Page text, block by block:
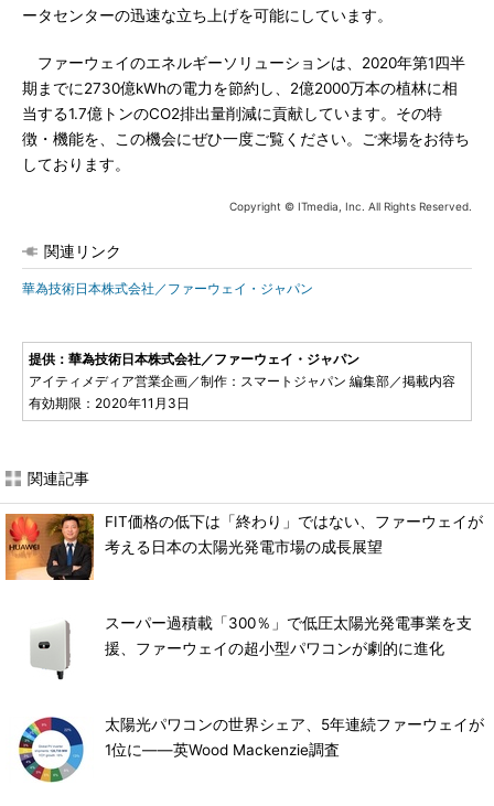
ータセンターの迅速な立ち上げを可能にしています。
ファーウェイのエネルギーソリューションは、2020年第1四半
期までに2730億kWhの電力を節約し、2億2000万本の植林に相
当する1.7億トンのCO2排出量削減に貢献しています。その特
徴・機能を、この機会にぜひ一度ご覧ください。ご来場をお待ち
しております。
Copyright © ITmedia, Inc. All Rights Reserved.
関連リンク
華為技術日本株式会社／ファーウェイ・ジャパン
提供：華為技術日本株式会社／ファーウェイ・ジャパン
アイティメディア営業企画／制作：スマートジャパン 編集部／掲載内容
有効期限：2020年11月3日
関連記事
FIT価格の低下は「終わり」ではない、ファーウェイが
考える日本の太陽光発電市場の成長展望
スーパー過積載「300％」で低圧太陽光発電事業を支
援、ファーウェイの超小型パワコンが劇的に進化
太陽光パワコンの世界シェア、5年連続ファーウェイが
1位に――英Wood Mackenzie調査